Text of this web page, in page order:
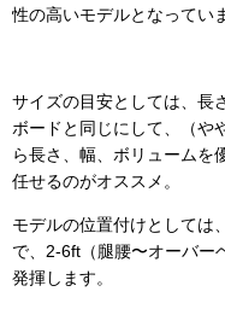
性の高いモデルとなってい
サイズの目安としては、長
ボードと同じにして、（や
ら長さ、幅、ボリュームを
任せるのがオススメ。
モデルの位置付けとしては
で、2-6ft（腿腰〜オーバー
発揮します。